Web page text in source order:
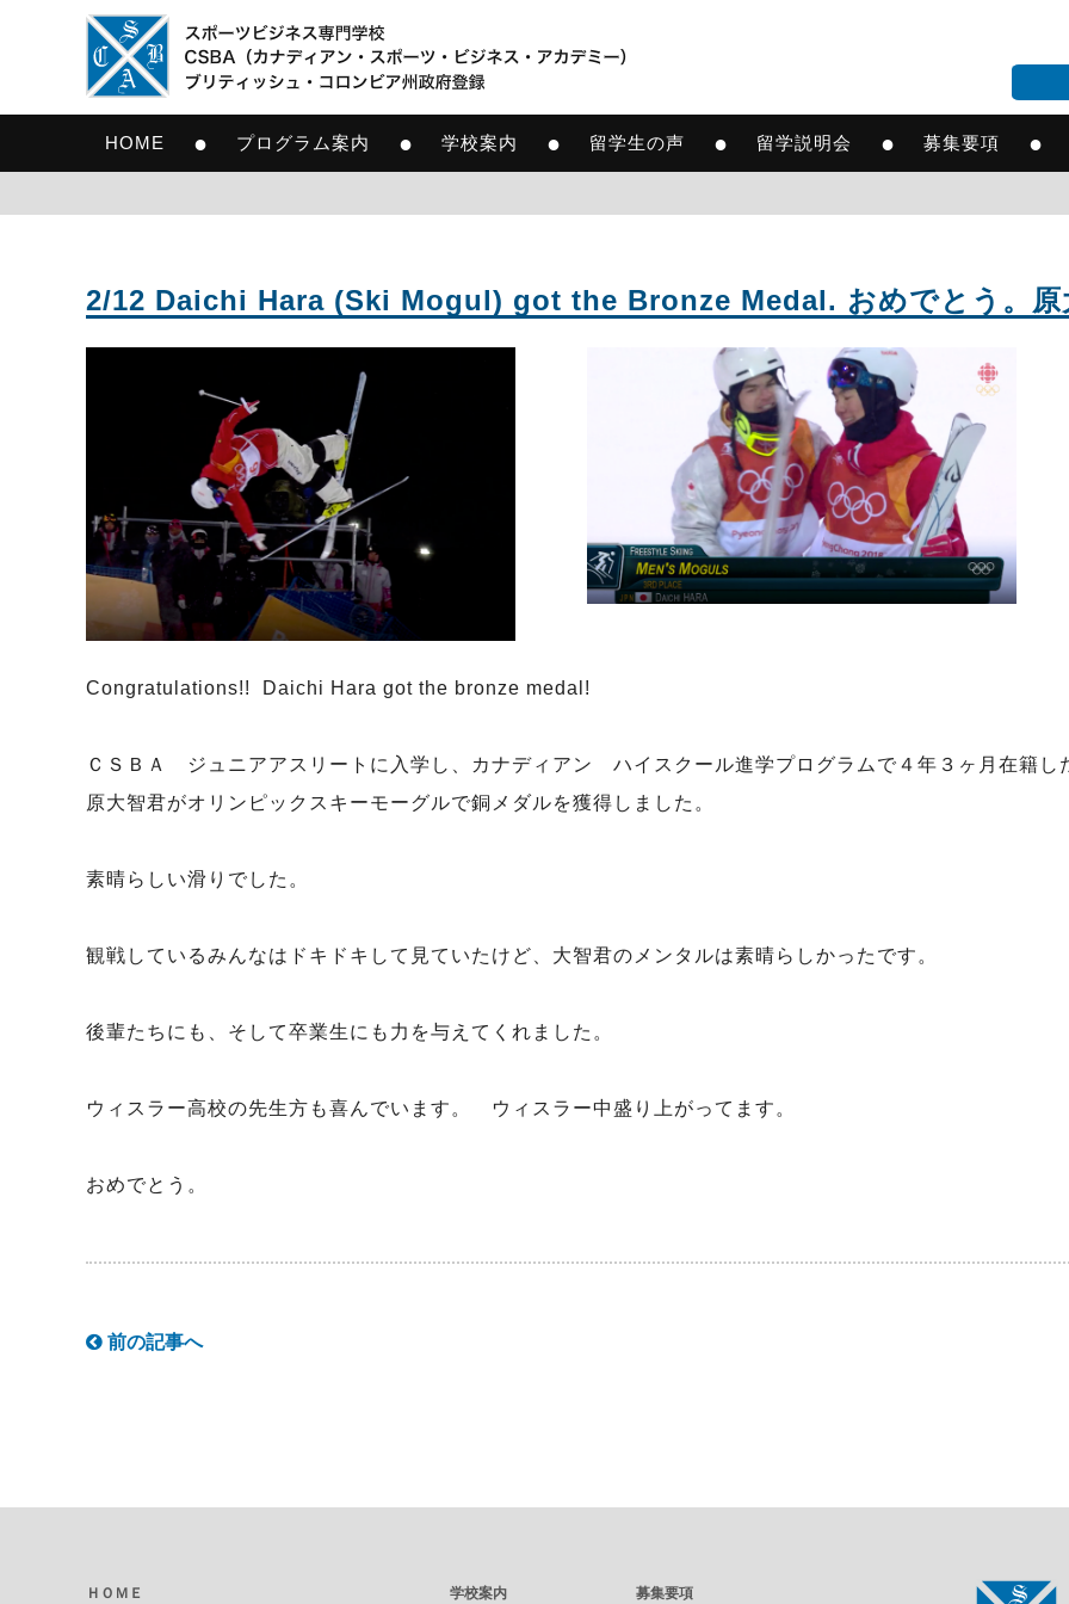
HOME ● プログラム案内 ● 学校案内 ● 留学生の声 ● 留学説明会 ● 募集要項 ●
2/12 Daichi Hara (Ski Mogul) got the Bronze Medal. おめでとう。
Congratulations!! Daichi Hara got the bronze medal!
ＣＳＢＡ ジュニアアスリートに入学し、カナディアン ハイスクール進学プログラムで４年３ヶ月在籍し
原大智君がオリンピックスキーモーグルで銅メダルを獲得しました。
素晴らしい滑りでした。
観戦しているみんなはドキドキして見ていたけど、大智君のメンタルは素晴らしかったです。
後輩たちにも、そして卒業生にも力を与えてくれました。
ウィスラー高校の先生方も喜んでいます。 ウィスラー中盛り上がってます。
おめでとう。
前の記事へ
ＨＯＭＥ 学校案内 募集要項